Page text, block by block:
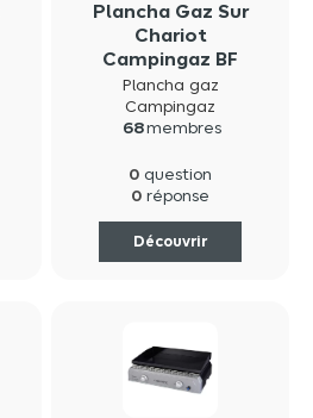
Plancha Gaz Sur
Chariot
Campingaz BF
EXLD
Plancha gaz
Campingaz
68membres
0 question
0 réponse
Découvrir